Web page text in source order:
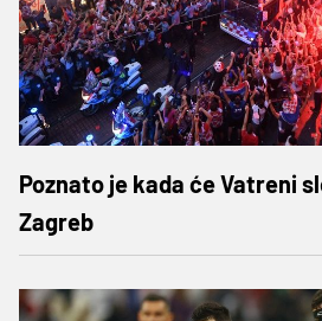
Poznato je kada će Vatreni
Zagreb